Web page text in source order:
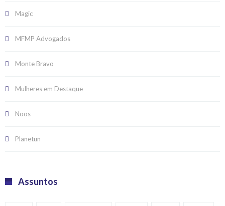
Magic
MFMP Advogados
Monte Bravo
Mulheres em Destaque
Noos
Planetun
Assuntos